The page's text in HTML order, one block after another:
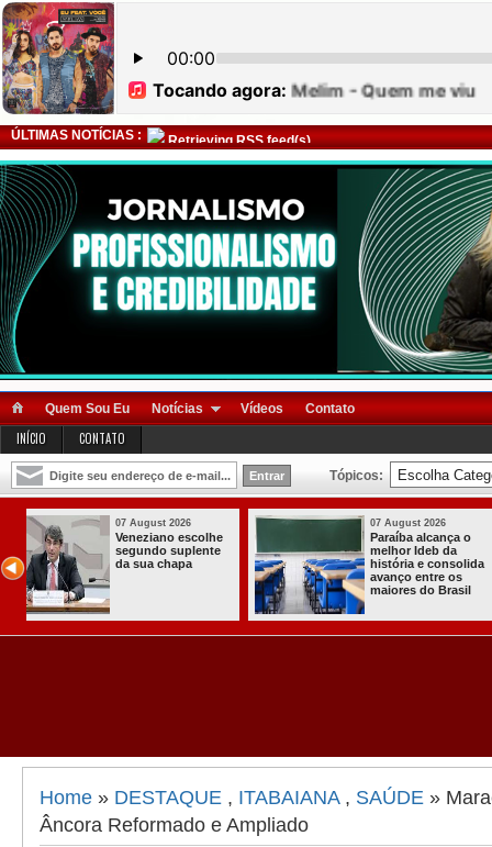
ÚLTIMAS NOTÍCIAS : Retrieving RSS feed(s)
Quem Sou Eu Notícias Vídeos Contato
INÍCIO CONTATO
Tópicos:
07 August 2026
Homem é preso
com armas,
munições e
radiocomunicadore
03 August 2026
Itabaiana
a primeira
Comunitária
Solidária a
Home » DESTAQUE , ITABAIANA, SAÚDE »
Âncora Reformado e Ampliado